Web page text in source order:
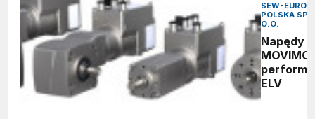
SEW-
POLSKA SP.
O.O.
Napędy
ELV